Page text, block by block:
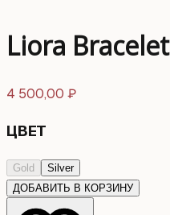
Liora Bracelet
4 500,00 ₽
ЦВЕТ
Gold
Silver
ДОБАВИТЬ В КОРЗИНУ